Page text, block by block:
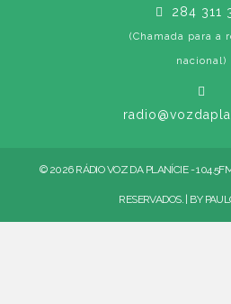
284 311
(Chamada para a
nacional)
© 2026 RÁDIO VOZ DA PLANÍCIE -
RESERVADOS. | BY